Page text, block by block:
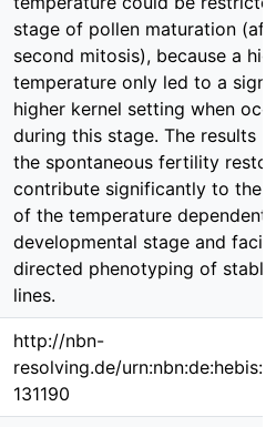
stage of pollen maturation
second mitosis), because a
temperature only led to a
higher kernel setting when
during this stage. The results
the spontaneous fertility
contribute significantly to the
of the temperature dependent
developmental stage and
directed phenotyping of
lines.
http://nbn-
resolving.de/
131190